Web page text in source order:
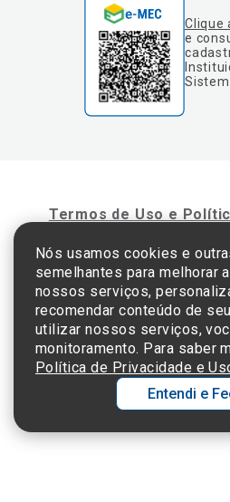
Clique
e
Termos de Uso e
©2025 Einstein Hospital Israelita -
CNPJ: 60.765.823/0001-30 - Endereço: Av.
Paulo - SP -
Nós usamos cookies e
semelhantes para melhorar
nossos serviços,
recomendar conteúdo de
utilizar nossos serviços,
monitoramento. Para saber
Política de Privacidade e
Entendi e